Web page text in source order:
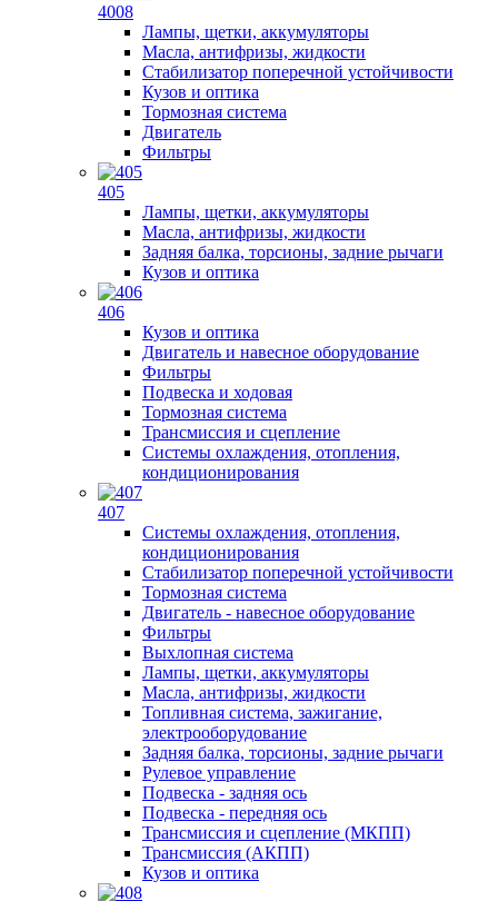
4008
Лампы, щетки, аккумуляторы
Масла, антифризы, жидкости
Стабилизатор поперечной устойчивости
Кузов и оптика
Тормозная система
Двигатель
Фильтры
405
Лампы, щетки, аккумуляторы
Масла, антифризы, жидкости
Задняя балка, торсионы, задние рычаги
Кузов и оптика
406
Кузов и оптика
Двигатель и навесное оборудование
Фильтры
Подвеска и ходовая
Тормозная система
Трансмиссия и сцепление
Системы охлаждения, отопления,
кондиционирования
407
Системы охлаждения, отопления,
кондиционирования
Стабилизатор поперечной устойчивости
Тормозная система
Двигатель - навесное оборудование
Фильтры
Выхлопная система
Лампы, щетки, аккумуляторы
Масла, антифризы, жидкости
Топливная система, зажигание,
электрооборудование
Задняя балка, торсионы, задние рычаги
Рулевое управление
Подвеска - задняя ось
Подвеска - передняя ось
Трансмиссия и сцепление (МКПП)
Трансмиссия (АКПП)
Кузов и оптика